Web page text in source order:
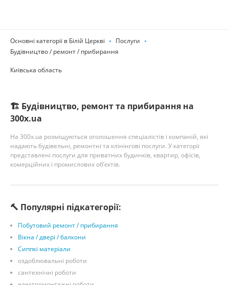
Основні категорії в Білій Церкві
Послуги
Будівництво / ремонт / прибирання
Київська область
🏗️ Будівництво, ремонт та прибирання на
300x.ua
На 300x.ua розміщуються оголошення спеціалістів і компаній, які
надають будівельні, ремонтні та клінінгові послуги. У категорії
представлені послуги для приватних будинків, квартир, офісів,
комерційних і промислових об’єктів.
🔨 Популярні підкатегорії:
Побутовий ремонт / прибирання
Вікна / двері / балкони
Сиппкі матеріали
оздоблювальні роботи
сантехнічні роботи